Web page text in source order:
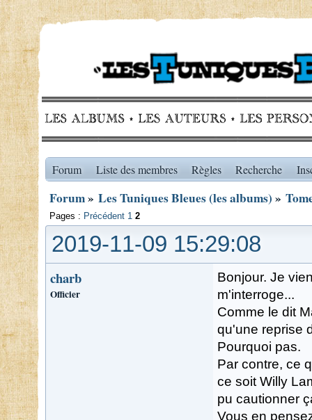
Forum Liste des membres Règles Recherche
Forum» Les Tuniques Bleues (les albums) »
Pages : Précédent 1 2
2019-11-09 15:29:08
charb
Officier
Bonjour. Je
m'interroge...
Comme le dit
qu'une reprise
Pourquoi pas.
Par contre, ce
ce soit Willy
pu cautionner
Vous en